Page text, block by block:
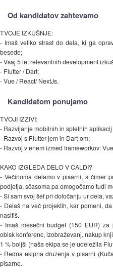
Od kandidatov zahtevamo
TVOJE IZKUŠNJE:
- Imaš veliko strast do dela, ki ga
besede;
- Vsaj 5 let relevantnih development
- Flutter / Dart;
- Vue / React/ NextJs.
Kandidatom ponujamo
TVOJI IZZIVI:
- Razvijanje mobilnih in spletnih
- Razvoj s Flutter-jem in Dart-om;
- Razvoj v enem izmed frameworkov:
KAKO IZGLEDA DELO V CALDI?
- Večinoma delamo v pisarni, s čimer
podjetja, sčasoma pa omogočamo tudi
- Si sam svoj šef pri določanju ur dela,
- Delaš na več projektih, kar pomeni,
nasitiš.
- Imaš mesečni budget (150 EUR)
obisk konferenc, izobraževanj, nakup
1 % boljši (naša ekipa se je udeležila
- Redna ekipna druženja v pisarni
pisarne.